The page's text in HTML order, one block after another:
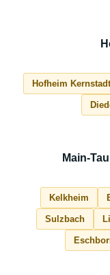
Hofheim Kernstadt
Main-
Kelkheim
Sulzbach